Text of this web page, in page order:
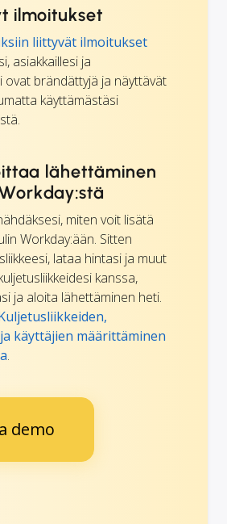
ilmoitukset
liittyvät ilmoitukset
asiakkaillesi ja
ovat brändättyjä ja näyttävät
käyttämästäsi
lähettäminen
miten voit lisätä
Workday:ään. Sitten
lataa hintasi ja muut
kanssa,
ja aloita lähettäminen heti.
käyttäjien määrittäminen
.
demo